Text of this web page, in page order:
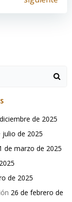
de 2025
julio de 2025
de marzo de 2025
de 2025
26 de febrero de